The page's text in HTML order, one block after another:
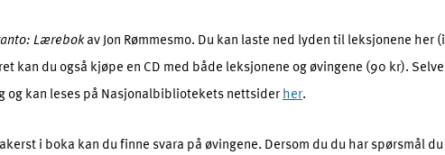
Lærebokav Jon Rømmesmo. Du kan laste ned lyden til leksjonene her (i
kan du også kjøpe en CD med både leksjonene og øvingene (90 kr). Selve
og kan leses på Nasjonalbibliotekets nettsiderher.
i boka kan du finne svara på øvingene. Dersom du du har spørsmål du